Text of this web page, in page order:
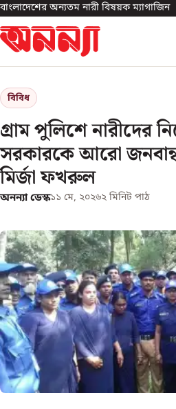
বাংলাদেশের অন্যতম নারী বিষয়ক ম্যাগাজিন
বিবিধ
গ্রাম পুলিশে নারীদের
সরকারকে আরো
মির্জা ফখরুল
অনন্যা ডেস্ক১১ মে, ২০২৬২ মিনিট পাঠ